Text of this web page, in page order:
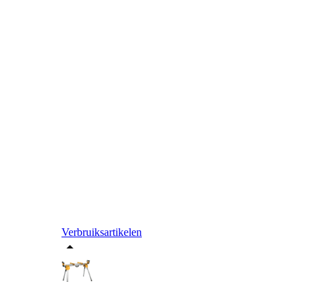
Verbruiksartikelen